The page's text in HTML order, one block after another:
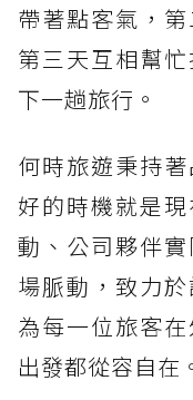
帶著點客氣，
第三天互相幫
下一趟旅行。
何時旅遊秉持
好的時機就是
動、公司夥伴
場脈動，致力
為每一位旅客
出發都從容自在